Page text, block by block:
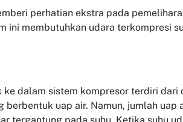
perhatian ekstra pada
ini membutuhkan udara terkompresi
ke dalam sistem kompresor terdiri
berbentuk uap air. Namun, jumlah uap